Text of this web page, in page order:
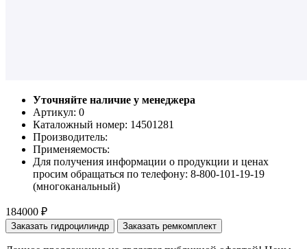
Уточняйте наличие у менеджера
Артикул: 0
Каталожный номер: 14501281
Производитель:
Применяемость:
Для получения информации о продукции и ценах
просим обращаться по телефону: 8-800-101-19-19
(многоканальный)
184000 ₽
Заказать гидроцилиндр Заказать ремкомплект